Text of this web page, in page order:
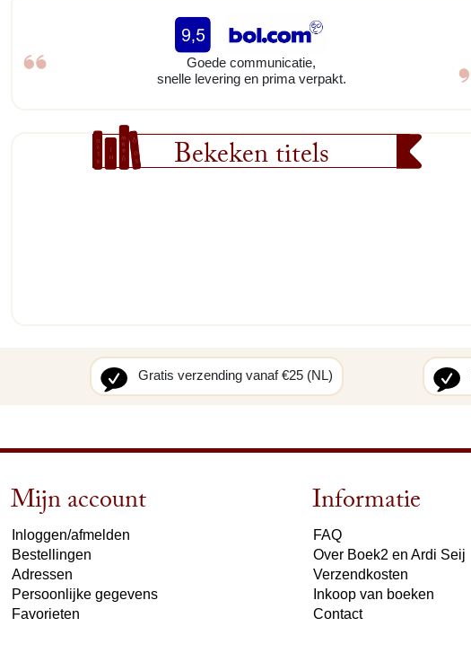
Goede communicatie,
snelle levering en prima verpakt.
Bekeken titels
Gratis verzending vanaf €25 (NL)
Mijn account
Inloggen/afmelden
Bestellingen
Adressen
Persoonlijke gegevens
Favorieten
Informatie
FAQ
Over Boek2 en Ardi Seij
Verzendkosten
Inkoop van boeken
Contact